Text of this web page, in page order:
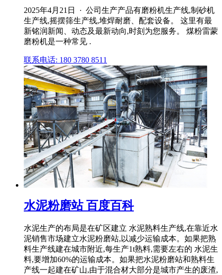
2025年4月21日 · 公司生产产品有磨粉机生产线,制砂机
生产线,摇摆筛生产线,堆焊耐磨、配套设备。 这里有最
新铭润新闻、动态及最新动向,时刻为您服务。 煤粉雷蒙
磨粉机是一种常见 .
联系电话: 180 3780 8511
水泥粉磨站 百度百科
水泥生产的布局是在矿区建立 水泥熟料生产线,在靠近水
泥销售市场建立水泥粉磨站,以减少运输成本。如果把熟
料生产线建在城市附近,每生产1t熟料,需要左右的 水泥生
料,要增加60%的运输成本。如果把水泥粉磨站和熟料生
产线一起建在矿山,由于混合材大部分是城市产生的废渣,